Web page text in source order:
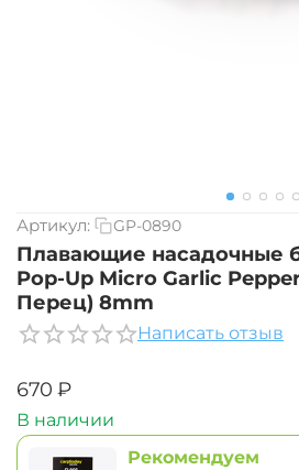
Артикул: GP-0890
Плавающие насадочные
Pop-Up Micro Garlic
Перец) 8mm
Написать отзыв
‍670‍ ₽
В наличии
Рекомендуем